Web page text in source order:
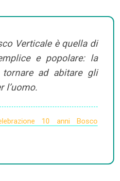
Verticale è quella di
e popolare: la
ad abitare gli
l’uomo.
10 anni Bosco